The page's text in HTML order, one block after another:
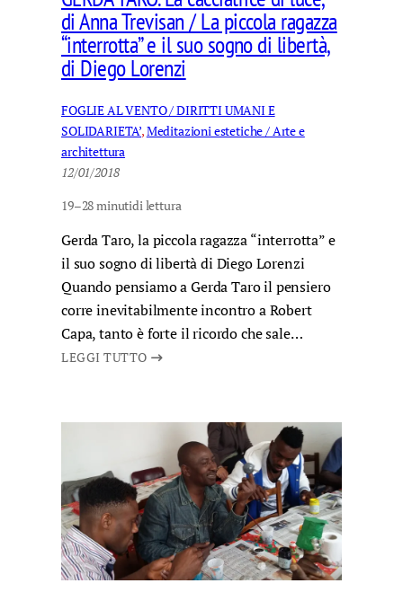
di Anna Trevisan / La piccola ragazza
“interrotta” e il suo sogno di libertà,
di Diego Lorenzi
FOGLIE AL VENTO / DIRITTI UMANI E
SOLIDARIETA’, Meditazioni estetiche / Arte e
architettura
12/01/2018
19–28 minutidi lettura
Gerda Taro, la piccola ragazza “interrotta” e
il suo sogno di libertà di Diego Lorenzi
Quando pensiamo a Gerda Taro il pensiero
corre inevitabilmente incontro a Robert
Capa, tanto è forte il ricordo che sale…
LEGGI TUTTO